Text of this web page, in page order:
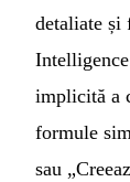
detaliate și
implicită a
formule
sau